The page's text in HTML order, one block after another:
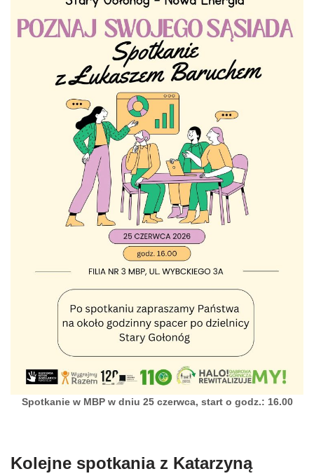
Spotkanie w MBP w dniu 25 czerwca, start o godz.: 16.00
Kolejne spotkania z Katarzyną